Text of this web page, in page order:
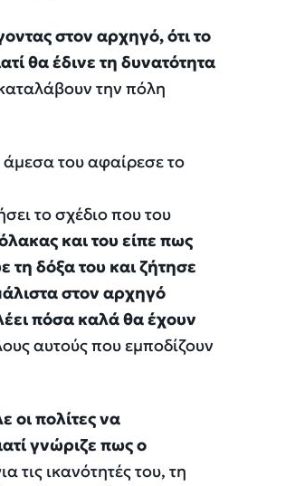
στον αρχηγό, ότι το
θα έδινε τη δυνατότητα
την πόλη
του αφαίρεσε το
το σχέδιο που του
και του είπε πως
δόξα του και ζήτησε
στον αρχηγό
πόσα καλά θα έχουν
αυτούς που εμποδίζουν
οι πολίτες να
γνώριζε πως ο
τις ικανότητές του, τη